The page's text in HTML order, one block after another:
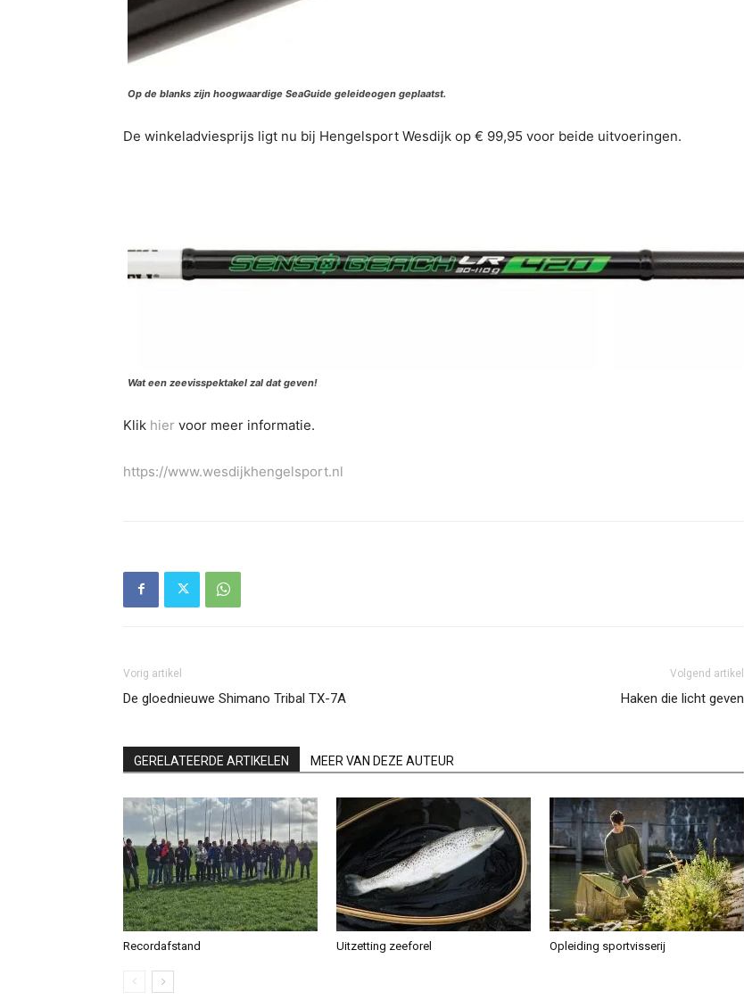
Op de blanks zijn hoogwaardige SeaGuide geleideogen geplaatst.
De winkeladviesprijs ligt nu bij Hengelsport Wesdijk op € 99,95 voor beide uitvoeringen.
Wat een zeevisspektakel zal dat geven!
Klik hier voor meer informatie.
https://www.wesdijkhengelsport.nl
Vorig artikel
De gloednieuwe Shimano Tribal TX-7A
Volgend artikel
Haken die licht geven
GERELATEERDE ARTIKELEN MEER VAN DEZE AUTEUR
Recordafstand Uitzetting zeeforel Opleiding sportvisserij